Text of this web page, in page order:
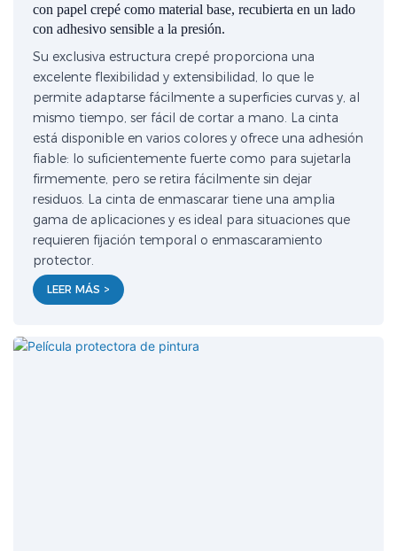
con papel crepé como material base, recubierta en un lado
con adhesivo sensible a la presión.
Su exclusiva estructura crepé proporciona una
excelente flexibilidad y extensibilidad, lo que le
permite adaptarse fácilmente a superficies curvas y, al
mismo tiempo, ser fácil de cortar a mano. La cinta
está disponible en varios colores y ofrece una adhesión
fiable: lo suficientemente fuerte como para sujetarla
firmemente, pero se retira fácilmente sin dejar
residuos. La cinta de enmascarar tiene una amplia
gama de aplicaciones y es ideal para situaciones que
requieren fijación temporal o enmascaramiento
protector.
LEER MÁS >